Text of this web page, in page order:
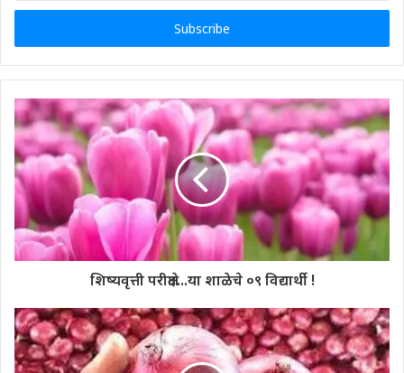
Email
शिष्यवृत्ती परीक्षेत...या शाळेचे ०९ विद्यार्थी !